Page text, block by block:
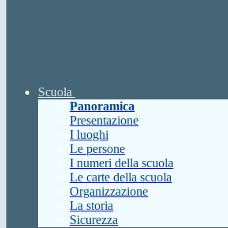
Scuola
Panoramica
Presentazione
I luoghi
Le persone
I numeri della scuola
Le carte della scuola
Organizzazione
La storia
Sicurezza